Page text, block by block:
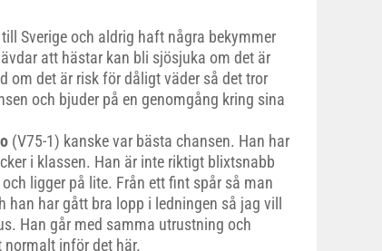
Sverige och aldrig haft några bekymmer
att hästar kan bli sjösjuka om det är
om det är risk för dåligt väder så det tror
och bjuder på en genomgång kring sina
(V75-1) kanske var bästa chansen. Han har
i klassen. Han är inte riktigt blixtsnabb
ligger på lite. Från ett fint spår så man
har gått bra lopp i ledningen så jag vill
Han går med samma utrustning och
inför det här.